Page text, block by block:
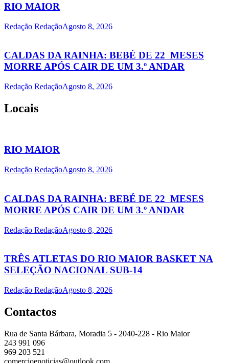
RIO MAIOR
Redação RedaçãoAgosto 8, 2026
CALDAS DA RAINHA: BEBÉ DE 22 MESES
MORRE APÓS CAIR DE UM 3.º ANDAR
Redação RedaçãoAgosto 8, 2026
Locais
RIO MAIOR
Redação RedaçãoAgosto 8, 2026
CALDAS DA RAINHA: BEBÉ DE 22 MESES
MORRE APÓS CAIR DE UM 3.º ANDAR
Redação RedaçãoAgosto 8, 2026
TRÊS ATLETAS DO RIO MAIOR BASKET NA
SELEÇÃO NACIONAL SUB-14
Redação RedaçãoAgosto 8, 2026
Contactos
Rua de Santa Bárbara, Moradia 5 - 2040-228 - Rio Maior
243 991 096
969 203 521
comercioenoticias@outlook.com